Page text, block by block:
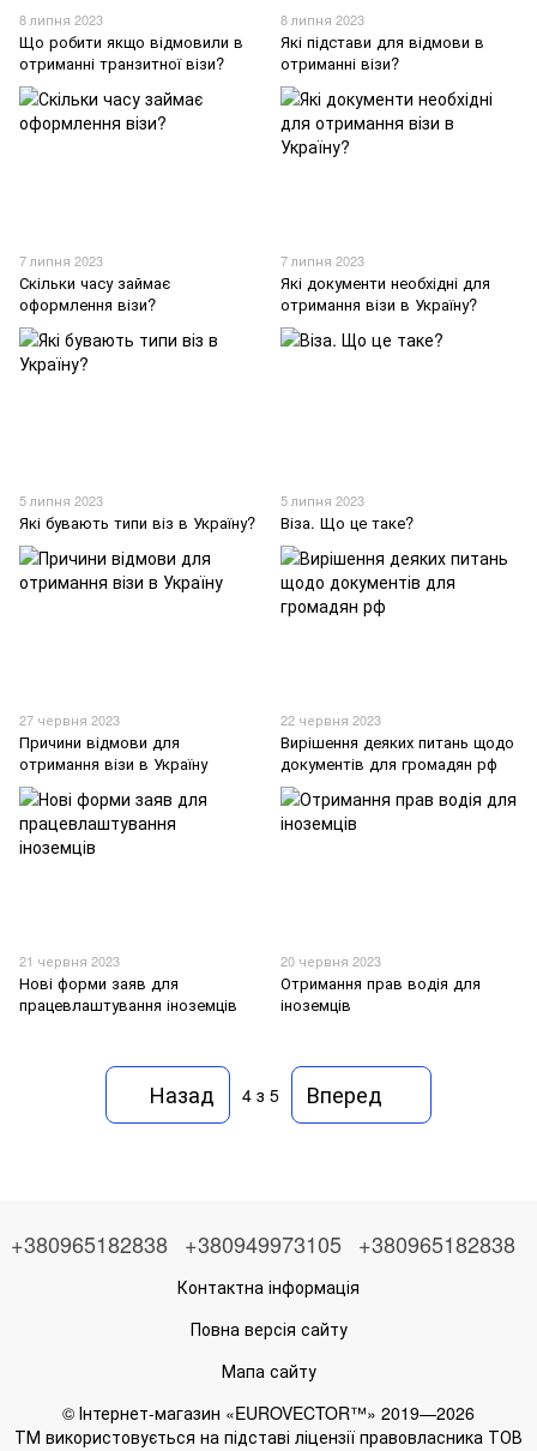
8 липня 2023
Що робити якщо відмовили в
отриманні транзитної візи?
8 липня 2023
Які підстави для відмови в
отриманні візи?
7 липня 2023
Скільки часу займає
оформлення візи?
7 липня 2023
Які документи необхідні для
отримання візи в Україну?
5 липня 2023
Які бувають типи віз в Україну?
5 липня 2023
Віза. Що це таке?
27 червня 2023
Причини відмови для
отримання візи в Україну
22 червня 2023
Вирішення деяких питань щодо
документів для громадян рф
21 червня 2023
Нові форми заяв для
працевлаштування іноземців
20 червня 2023
Отримання прав водія для
іноземців
Назад 4 з 5 Вперед
+380965182838 +380949973105 +380965182838
Контактна інформація
Повна версія сайту
Мапа сайту
© Інтернет-магазин «EUROVECTOR™» 2019—2026
ТМ використовується на підставі ліцензії правовласника ТОВ